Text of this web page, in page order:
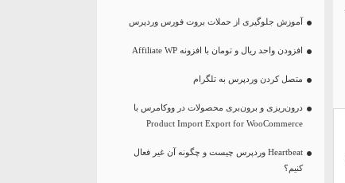
آموزش جلوگیری از حملات بروت فورس وردپرس
افزودن واحد ریال و تومان با افزونه Affiliate WP
متصل کردن وردپرس به تلگرام
درون‌ریزی و برون‌بری محصولات در ووکامرس با
Product Import Export for WooCommerce
Heartbeat وردپرس چیست و چگونه آن غیر فعال
کنیم؟